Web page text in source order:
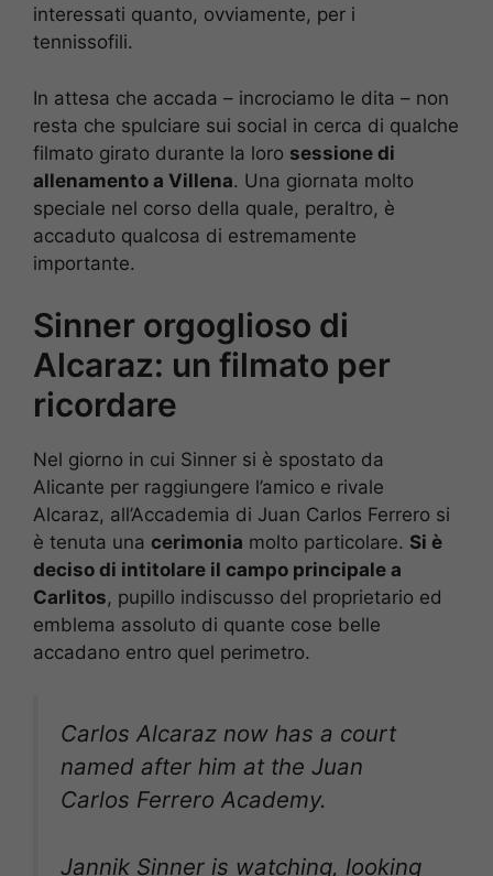
interessati quanto, ovviamente, per i
tennissofili.
In attesa che accada – incrociamo le dita – non
resta che spulciare sui social in cerca di qualche
filmato girato durante la loro sessione di
allenamento a Villena. Una giornata molto
speciale nel corso della quale, peraltro, è
accaduto qualcosa di estremamente
importante.
Sinner orgoglioso di
Alcaraz: un filmato per
ricordare
Nel giorno in cui Sinner si è spostato da
Alicante per raggiungere l’amico e rivale
Alcaraz, all’Accademia di Juan Carlos Ferrero si
è tenuta una cerimonia molto particolare. Si è
deciso di intitolare il campo principale a
Carlitos, pupillo indiscusso del proprietario ed
emblema assoluto di quante cose belle
accadano entro quel perimetro.
Carlos Alcaraz now has a court
named after him at the Juan
Carlos Ferrero Academy.
Jannik Sinner is watching, looking